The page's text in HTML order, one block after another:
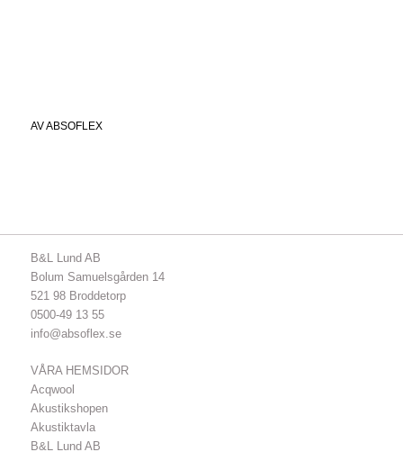
AVABSOFLEX
B&L Lund AB
Bolum Samuelsgården 14
521 98 Broddetorp
0500-49 13 55
info@absoflex.se
VÅRA HEMSIDOR
Acqwool
Akustikshopen
Akustiktavla
B&L Lund AB